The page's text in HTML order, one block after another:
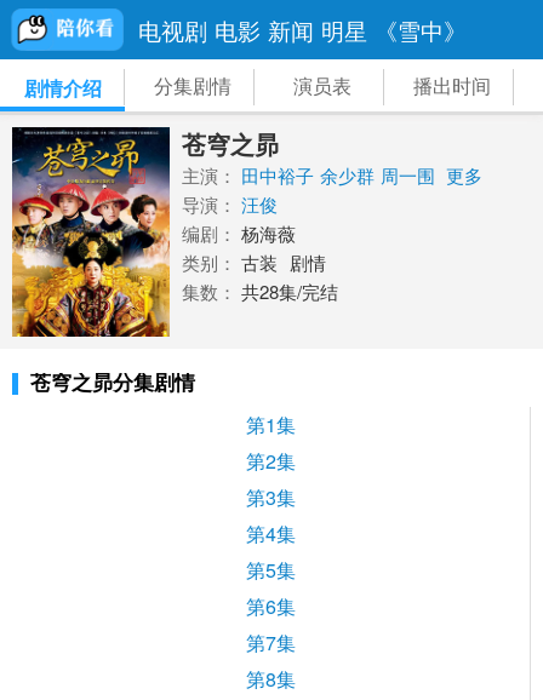
电视剧 电影 新闻 明星 《雪中》
剧情介绍 分集剧情 演员表 播出时间
苍穹之昴
主演： 田中裕子 余少群 周一围 更多
导演： 汪俊
编剧： 杨海薇
类别： 古装 剧情
集数： 共28集/完结
苍穹之昴分集剧情
第1集
第2集
第3集
第4集
第5集
第6集
第7集
第8集